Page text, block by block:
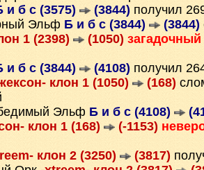
и б с (3575) (3844) получил
Эльф Б и б с (3844) (3844)
1 (2398) (1050) загадочный
и б с (3844) (4108) получил
клон 1 (1050) (168)
Эльф Б и б с (4108)
клон 1 (168) (-1153)
клон 2 (3250) (3817)